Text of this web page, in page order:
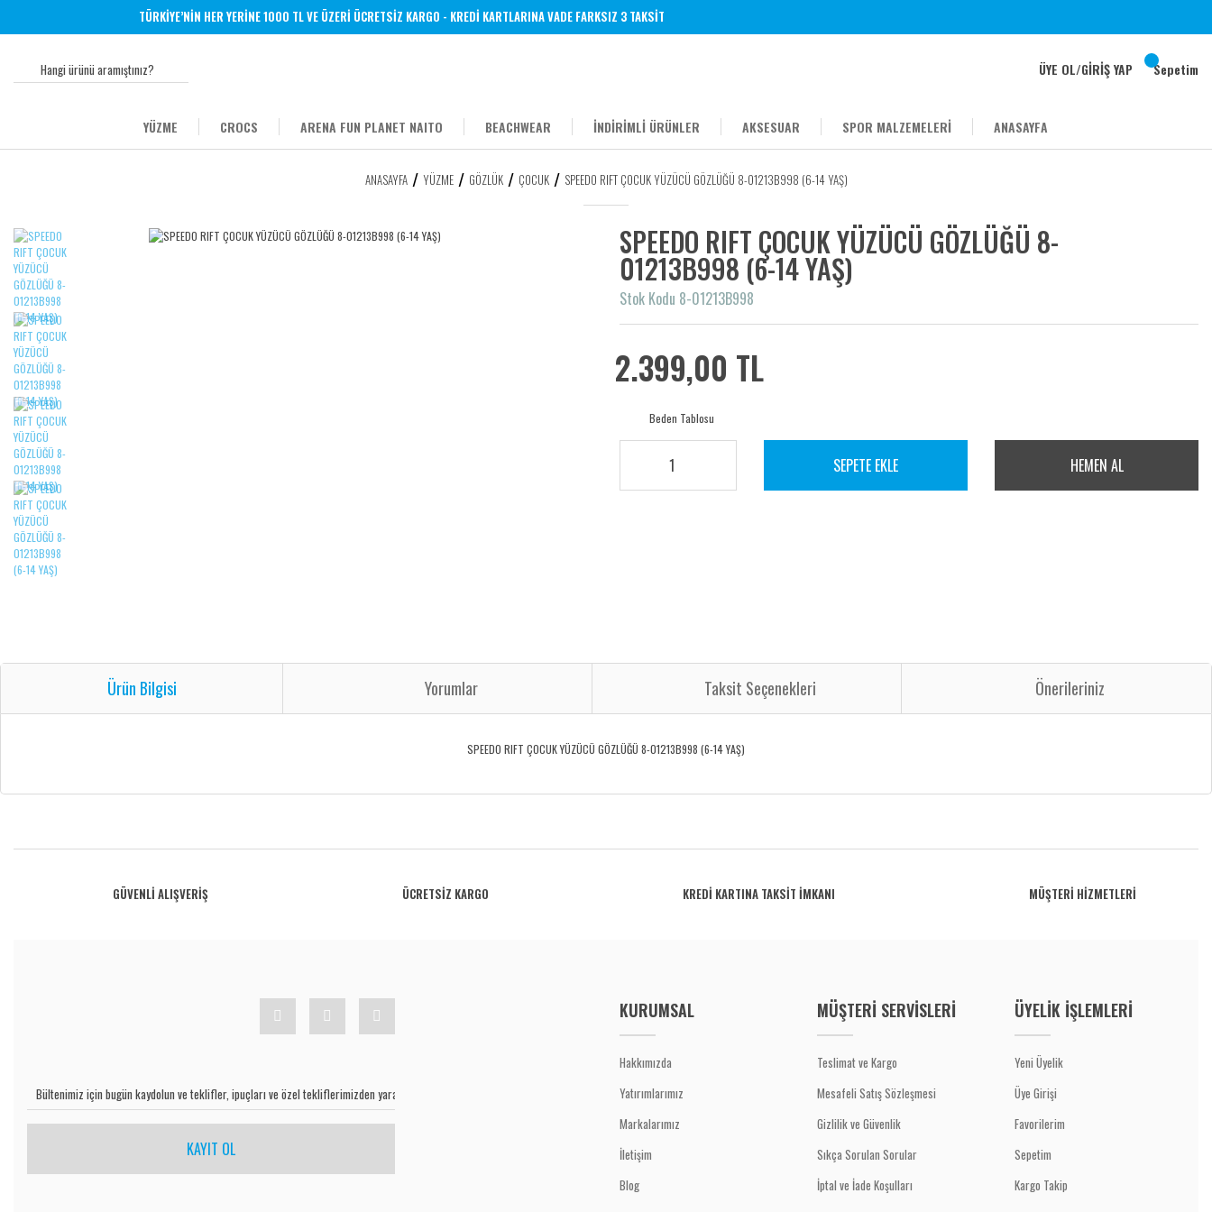
TÜRKİYE’NİN HER YERİNE 1000 TL VE ÜZERİ ÜCRETSİZ KARGO - KREDİ KARTLARINA VADE FARKSIZ 3 TAKSİT
ÜYE OL/GİRİŞ YAP Sepetim
YÜZME CROCS ARENA FUN PLANET NAITO BEACHWEAR İNDİRİMLİ ÜRÜNLER AKSESUAR SPOR MALZEMELERİ ANASAYFA
ANASAYFA YÜZME GÖZLÜK ÇOCUK SPEEDO RIFT ÇOCUK YÜZÜCÜ GÖZLÜĞÜ 8-01213B998 (6-14 YAŞ)
SPEEDO RIFT ÇOCUK YÜZÜCÜ GÖZLÜĞÜ 8-
01213B998 (6-14 YAŞ)
Stok Kodu 8-01213B998
2.399,00 TL
Beden Tablosu
SEPETE EKLE HEMEN AL
Ürün Bilgisi Yorumlar Taksit Seçenekleri Önerileriniz
SPEEDO RIFT ÇOCUK YÜZÜCÜ GÖZLÜĞÜ 8-01213B998 (6-14 YAŞ)
Görüş ve önerileriniz için teşekkür ederiz.
Ürün resmi kalitesiz, bozuk veya görüntülenemiyor.
GÜVENLİ ALIŞVERİŞ ÜCRETSİZ KARGO KREDİ KARTINA TAKSİT İMKANI MÜŞTERİ HİZMETLERİ
KAYIT OL
KURUMSAL
Hakkımızda
Yatırımlarımız
Markalarımız
İletişim
Blog
MÜŞTERİ SERVİSLERİ
Teslimat ve Kargo
Mesafeli Satış Sözleşmesi
Gizlilik ve Güvenlik
Sıkça Sorulan Sorular
İptal ve İade Koşulları
ÜYELİK İŞLEMLERİ
Yeni Üyelik
Üye Girişi
Favorilerim
Sepetim
Kargo Takip